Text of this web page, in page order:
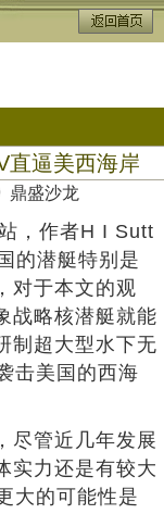
直逼美西海岸
鼎盛沙龙
，作者H I Sutt
的潜艇特别是
对于本文的观
战略核潜艇就能
制超大型水下无
击美国的西海
尽管近几年发展
实力还是有较大
大的可能性是